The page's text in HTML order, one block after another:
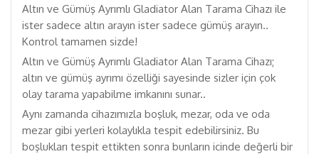
Altın ve Gümüş Ayrımlı Gladiator Alan Tarama Cihazı ile
ister sadece altın arayın ister sadece gümüş arayın..
Kontrol tamamen sizde!
Altın ve Gümüş Ayrımlı Gladiator Alan Tarama Cihazı;
altın ve gümüş ayrımı özelliği sayesinde sizler için çok
olay tarama yapabilme imkanını sunar..
Aynı zamanda cihazımızla boşluk, mezar, oda ve oda
mezar gibi yerleri kolaylıkla tespit edebilirsiniz. Bu
boşlukları tespit ettikten sonra bunların icinde değerli bir